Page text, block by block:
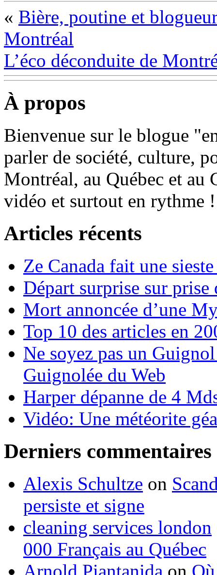
« Bière, poutine et
Montréal
L’éco déconduite de
À propos
Bienvenue sur le blogue
parler de société, culture,
Montréal, au Québec et au
vidéo et surtout en rythme !
Articles récents
Ze Canada fait une
Départ surprise sur
Mort annoncée d’une
Top 10 des articles en
Ne soyez pas un
Guignolée du Web
Harper dépanne de 4
Vidéo: Une météorite
Derniers commentaires
Alexis Schultze on
persiste et signe
cleaning services london
000 Français au Québec
Arnold Piantanida on